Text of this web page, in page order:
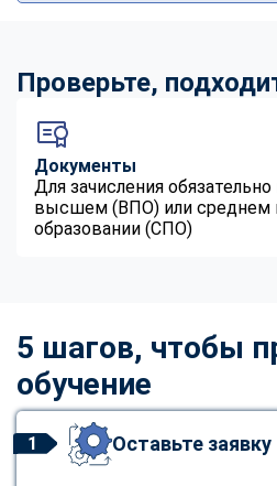
Проверьте,
Документы
Для зачисления
высшем (ВПО) или среднем
образовании (СПО)
5 шагов, чтобы
обучение
1 Оставьте заявку